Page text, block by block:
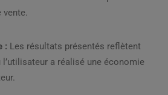
vente.
: Les résultats présentés reflètent
a réalisé une économie